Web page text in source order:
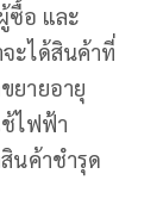
ซื้อ และ
ะได้สินค้าที่
ยายอายุ
ช้ไฟฟ้า
นค้าชำรุด